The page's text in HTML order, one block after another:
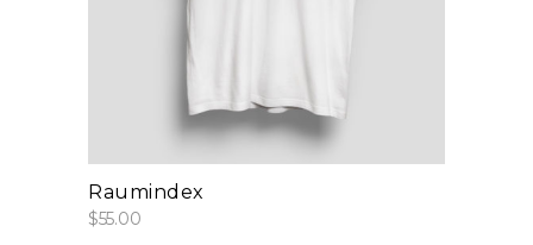
Raumindex
$55.00